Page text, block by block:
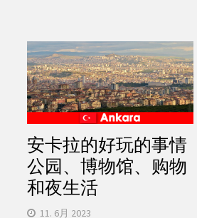
安卡拉的好玩的事情
公园、博物馆、购物
和夜生活
11. 6月 2023